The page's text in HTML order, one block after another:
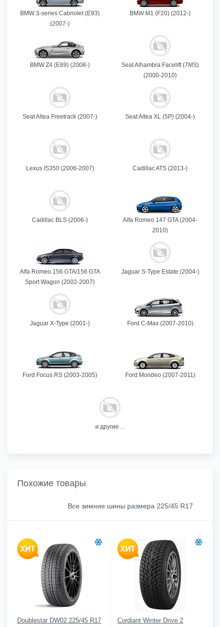
BMW 3-series Cabriolet (E93)
(2007-)
BMW M1 (F20) (2012-)
BMW Z4 (E89) (2008-)
Seat Alhambra Facelift (7MS)
(2000-2010)
Seat Altea Freetrack (2007-) Seat Altea XL (5P) (2004-)
Lexus IS350 (2006-2007) Cadillac ATS (2013-)
Cadillac BLS (2006-)
Alfa Romeo 147 GTA (2004-
2010)
Alfa Romeo 156 GTA/156 GTA
Sport Wagon (2002-2007)
Jaguar S-Type Estate (2004-)
Jaguar X-Type (2001-) Ford C-Max (2007-2010)
Ford Focus RS (2003-2005) Ford Mondeo (2007-2011)
и другие ...
Похожие товары
Все зимние шины размера 225/45 R17
Doublestar DW02 225/45 R17
Cordiant Winter Drive 2